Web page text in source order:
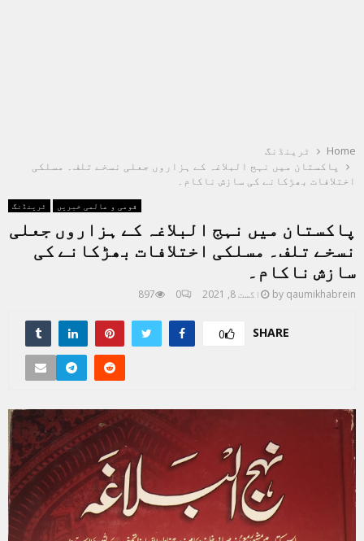
Home
ٹرینڈنگ
پاکستان میں نہج البلاغہ کے ہزاروں جعلی نسخے تلف۔ مسلکی
اختلافات بھڑکانے کی سازش ناکام۔
ٹرینڈنگ قومی و عالمی خبریں
پاکستان میں نہج البلاغہ کے ہزاروں جعلی
نسخے تلف۔ مسلکی اختلافات بھڑکانے کی
سازش ناکام۔
by qaumikhabrein اگست 8, 2021 0
897
SHARE
0